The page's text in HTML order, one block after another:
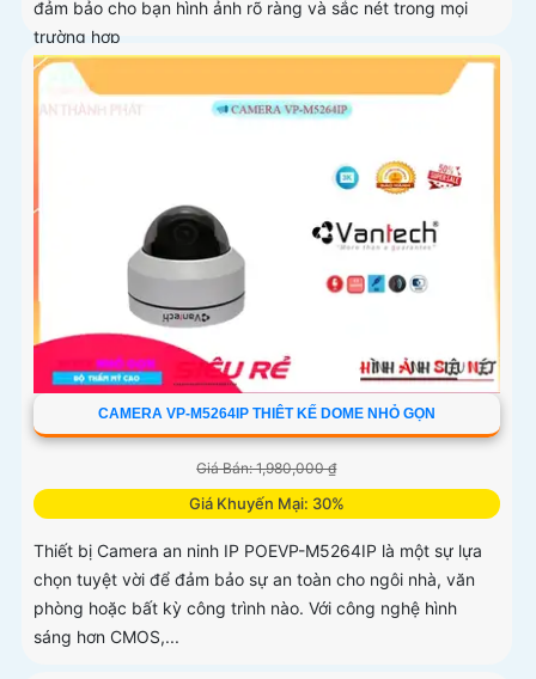
đảm bảo cho bạn hình ảnh rõ ràng và sắc nét trong mọi
trường hợp
CAMERA VP-M5264IP THIÊT KẾ DOME NHỎ GỌN
Giá Bán: 1,980,000 ₫
Giá Khuyến Mại: 30%
Thiết bị Camera an ninh IP POEVP-M5264IP là một sự lựa
chọn tuyệt vời để đảm bảo sự an toàn cho ngôi nhà, văn
phòng hoặc bất kỳ công trình nào. Với công nghệ hình
sáng hơn CMOS,...